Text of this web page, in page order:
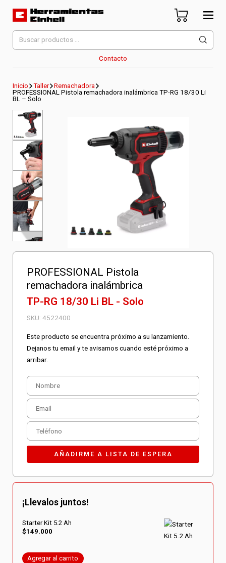
Herramientas Einhell
Distribuidor Oficial
Contacto
Buscar
por:
Inicio Taller
Remachadora
PROFESSIONAL Pistola remachadora inalámbrica TP-RG 18/30 Li
BL – Solo
PROFESSIONAL Pistola
remachadora inalámbrica
TP-RG 18/30 Li BL - Solo
SKU:4522400
Este producto se encuentra próximo a su lanzamiento.
Dejanos tu email y te avisamos cuando esté próximo a
arribar.
¡Llevalos juntos!
Starter Kit 5.2 Ah
$149.000
Agregar al carrito